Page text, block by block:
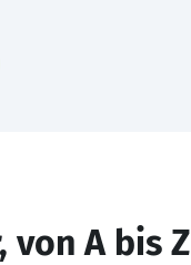
von A bis Z